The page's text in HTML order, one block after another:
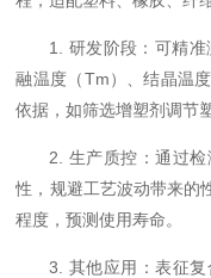
1. 研发阶段：可精准
融温度（Tm）、结晶温
依据，如筛选增塑剂调节
2. 生产质控：通过
性，规避工艺波动带来的
程度，预测使用寿命。
3. 其他应用：表征